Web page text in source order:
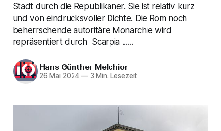
Stadt durch die Republikaner. Sie ist relativ kurz
und von eindrucksvoller Dichte. Die Rom noch
beherrschende autoritäre Monarchie wird
repräsentiert durch Scarpia ......
Hans Günther Melchior
26 Mai 2024 —3 Min. Lesezeit